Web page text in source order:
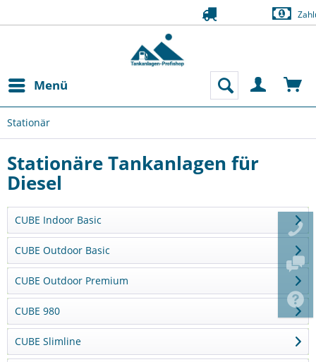
Zahlung auf Rechnung (Bonität vorausgesetzt)
Menü
Stationär
Stationäre Tankanlagen für
Diesel
CUBE Indoor Basic
CUBE Outdoor Basic
CUBE Outdoor Premium
CUBE 980
CUBE Slimline